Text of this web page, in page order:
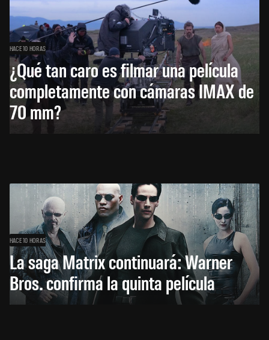
HACE 10 HORAS
¿Qué tan caro es filmar una película
completamente con cámaras IMAX de
70 mm?
HACE 10 HORAS
La saga Matrix continuará: Warner
Bros. confirma la quinta película